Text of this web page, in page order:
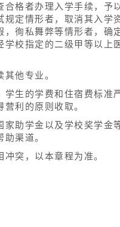
格者办理入学手续，予
定情形者，取消其入学
徇私舞弊等情形者，确
校指定的二级甲等以上
他专业。
生的学费和住宿费标准
利的原则收取。
助学金以及学校奖学金
渠道。
突，以本章程为准。